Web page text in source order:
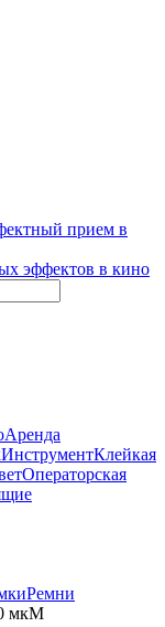
прием в
эффектов в кино
Аренда
ИнструментКлейкая
Операторская
Ремни
мкМ